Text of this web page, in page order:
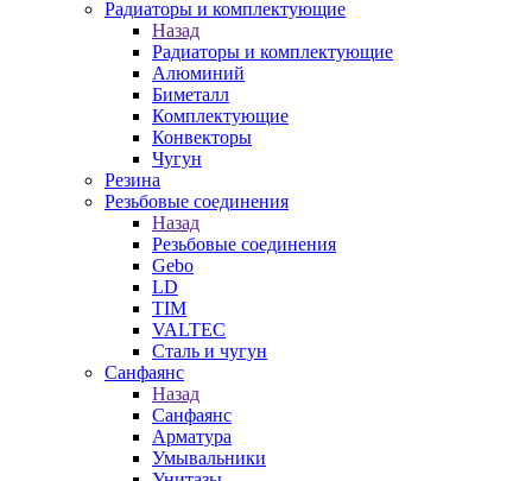
Радиаторы и комплектующие
Назад
Радиаторы и комплектующие
Алюминий
Биметалл
Комплектующие
Конвекторы
Чугун
Резина
Резьбовые соединения
Назад
Резьбовые соединения
Gebo
LD
TIM
VALTEC
Сталь и чугун
Санфаянс
Назад
Санфаянс
Арматура
Умывальники